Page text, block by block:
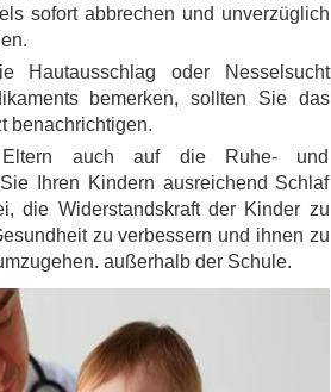
sofort abbrechen und unverzüglich
Hautausschlag oder
Nesselsucht
bemerken, sollten Sie das
benachrichtigen.
Eltern auch auf die Ruhe- und
Ihren Kindern ausreichend Schlaf
die Widerstandskraft der Kinder zu
zu verbessern und ihnen zu
außerhalb der Schule.